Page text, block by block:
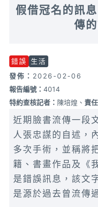
假借冠名的訊
傳
錯誤
生活
發佈： 2026-02-06
報告編號：4014
特約查核記者： 陳培煌、責
近期臉書流傳一段
人張忠謀的自述，
多次手術，並稱將
籍、書畫作品及《
是錯誤訊息，該文
是源於過去曾流傳